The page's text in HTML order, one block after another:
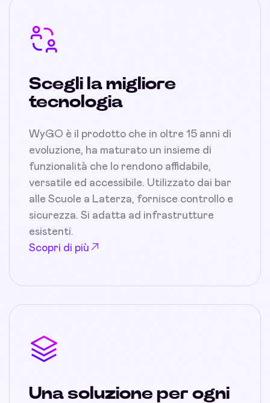
Scegli la migliore
tecnologia
WyGO è il prodotto che in oltre 15 anni di
evoluzione, ha maturato un insieme di
funzionalità che lo rendono affidabile,
versatile ed accessibile. Utilizzato dai bar
alle Scuole a Laterza, fornisce controllo e
sicurezza. Si adatta ad infrastrutture
esistenti.
Scopri di più
Una soluzione per ogni